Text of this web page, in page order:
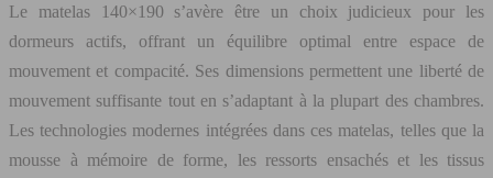
Le matelas 140×190 s’avère être un choix judicieux pour les
dormeurs actifs, offrant un équilibre optimal entre espace de
mouvement et compacité. Ses dimensions permettent une liberté de
mouvement suffisante tout en s’adaptant à la plupart des chambres.
Les technologies modernes intégrées dans ces matelas, telles que la
mousse à mémoire de forme, les ressorts ensachés et les tissus